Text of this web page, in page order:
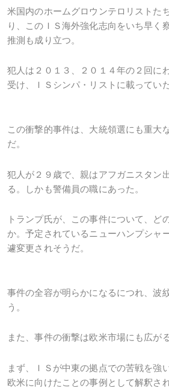
米国内のホームグロウンテロリストた
り、このＩＳ海外強化志向をいち早く
推測も成り立つ。
犯人は２０１３、２０１４年の２回に
受け、ＩＳシンパ・リストに載っていた
この衝撃的事件は、大統領選にも重大
だ。
犯人が２９歳で、親はアフガニスタン
る。しかも警備員の職にあった。
トランプ氏が、この事件について、ど
か。予定されているニューハンプシャ
遽変更されそうだ。
事件の全容が明らかになるにつれ、波
う。
また、事件の衝撃は欧米市場にも広が
まず、ＩＳが中東の拠点での苦戦を強
欧米に向けたことの事例として解釈さ